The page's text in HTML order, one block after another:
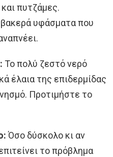
πυτζάμες.
υφάσματα που
Το πολύ ζεστό νερό
έλαια της επιδερμίδας
Προτιμήστε το
Όσο δύσκολο κι αν
το πρόβλημα